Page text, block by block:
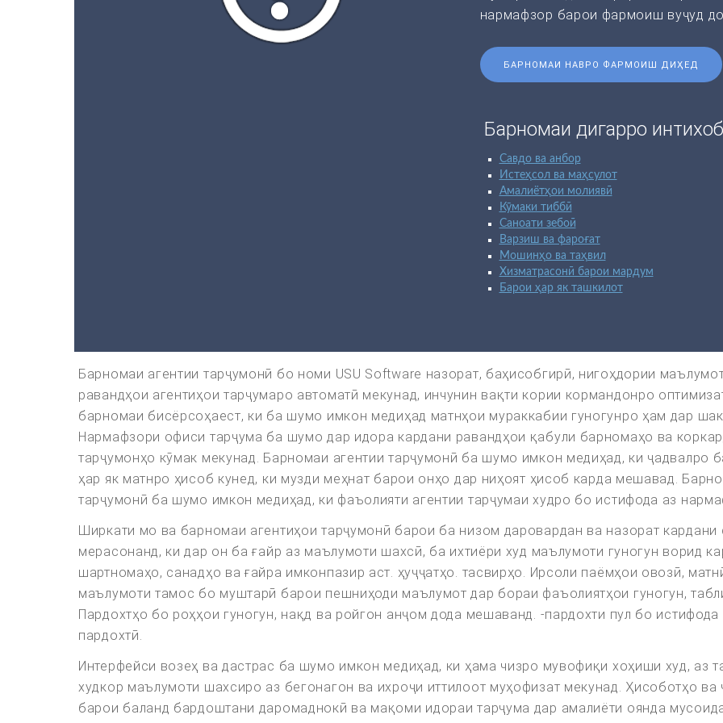
нармафзор барои фармоиш вуҷуд
БАРНОМАИ НАВРО ФАРМОИШ ДИҲЕД
Барномаи дигарро
Савдо ва анбор
Истеҳсол ва маҳсулот
Амалиётҳои молиявӣ
Кӯмаки тиббӣ
Саноати зебоӣ
Варзиш ва фароғат
Мошинҳо ва таҳвил
Хизматрасонӣ барои мардум
Барои ҳар як ташкилот
Барномаи агентии тарҷумонӣ бо номи USU Software назорат, баҳисобгирӣ, нигоҳдории
равандҳои агентиҳои тарҷумаро автоматӣ мекунад, инчунин вақти кории кормандонро
барномаи бисёрсоҳаест, ки ба шумо имкон медиҳад матнҳои мураккабии гуногунро ҳам дар
Нармафзори офиси тарҷума ба шумо дар идора кардани равандҳои қабули барномаҳо ва
тарҷумонҳо кӯмак мекунад. Барномаи агентии тарҷумонӣ ба шумо имкон медиҳад, ки ҷадвалро
ҳар як матнро ҳисоб кунед, ки музди меҳнат барои онҳо дар ниҳоят ҳисоб карда мешавад.
тарҷумонӣ ба шумо имкон медиҳад, ки фаъолияти агентии тарҷумаи худро бо истифода аз
Ширкати мо ва барномаи агентиҳои тарҷумонӣ барои ба низом даровардан ва назорат
мерасонанд, ки дар он ба ғайр аз маълумоти шахсӣ, ба ихтиёри худ маълумоти гуногун ворид
шартномаҳо, санадҳо ва ғайра имконпазир аст. ҳуҷҷатҳо. тасвирҳо. Ирсоли паёмҳои овозӣ,
маълумоти тамос бо муштарӣ барои пешниҳоди маълумот дар бораи фаъолиятҳои гуногун,
Пардохтҳо бо роҳҳои гуногун, нақд ва ройгон анҷом дода мешаванд. -пардохти пул бо истифода
пардохтӣ.
Интерфейси возеҳ ва дастрас ба шумо имкон медиҳад, ки ҳама чизро мувофиқи хоҳиши худ, аз
худкор маълумоти шахсиро аз бегонагон ва ихроҷи иттилоот муҳофизат мекунад. Ҳисоботҳо
барои баланд бардоштани даромаднокӣ ва мақоми идораи тарҷума дар амалиёти оянда